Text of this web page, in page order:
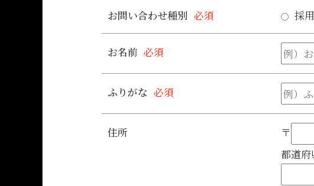
お問い合わせ種別 必須 採
お名前 必須
ふりがな 必須
住所 〒
都道府